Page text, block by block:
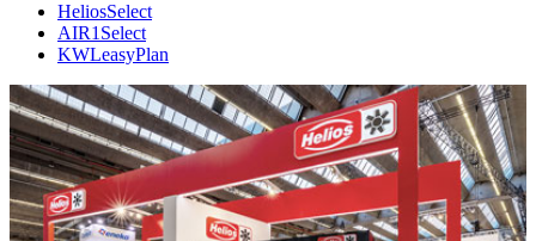
HeliosSelect
AIR1Select
KWLeasyPlan